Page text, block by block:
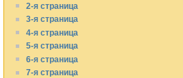
2-я страница
3-я страница
4-я страница
5-я страница
6-я страница
7-я страница